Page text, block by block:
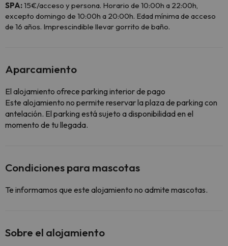
SPA:15€/acceso y persona. Horario de 10:00h a 22:00h,
excepto domingo de 10:00h a 20:00h. Edad mínima de acceso
de 16 años. Imprescindible llevar gorrito de baño.
Aparcamiento
El alojamiento ofrece parking interior de pago
Este alojamiento no permite reservar la plaza de parking con
antelación. El parking está sujeto a disponibilidad en el
momento de tu llegada.
Condiciones para mascotas
Te informamos que este alojamiento no admite mascotas.
Sobre el alojamiento